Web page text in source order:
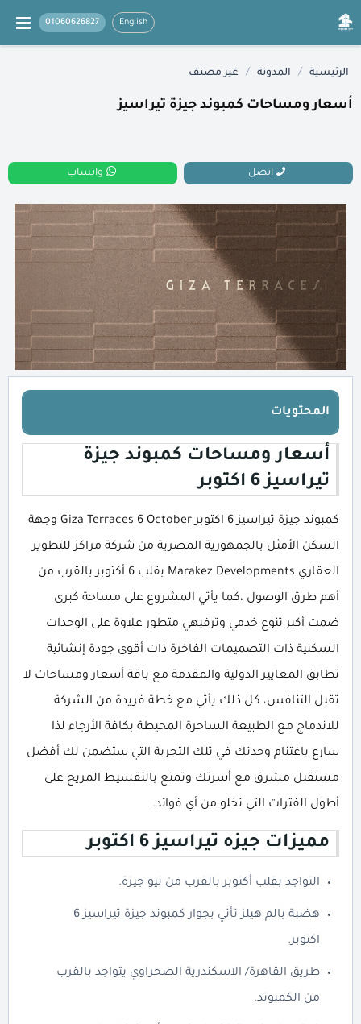
English
01060626827
الرئيسية / المدونة / غير مصنف
أسعار ومساحات كمبوند جيزة تيراسيز
اتصل واتساب
المحتويات
أسعار ومساحات كمبوند جيزة
تيراسيز 6 اكتوبر
كمبوند جيزة تيراسيز 6 اكتوبر Giza Terraces 6 October وجهة
السكن الأمثل بالجمهورية المصرية من شركة مراكز للتطوير
العقاري Marakez Developments بقلب 6 أكتوبر بالقرب من
أهم طرق الوصول ،كما يأتي المشروع على مساحة كبرى
ضمت أكبر تنوع خدمي وترفيهي متطور علاوة على الوحدات
السكنية ذات التصميمات الفاخرة ذات أقوى جودة إنشائية
تطابق المعايير الدولية والمقدمة مع باقة أسعار ومساحات لا
تقبل التنافس، كل ذلك يأتي مع خطة فريدة من الشركة
للاندماج مع الطبيعة الساحرة المحيطة بكافة الأرجاء لذا
سارع باغتنام وحدتك في تلك التجربة التي ستضمن لك أفضل
مستقبل مشرق مع أسرتك وتمتع بالتقسيط المريح على
أطول الفترات التي تخلو من أي فوائد.
مميزات جيزه تيراسيز 6 اكتوبر
التواجد بقلب أكتوبر بالقرب من نيو جيزة.
هضبة بالم هيلز تأتي بجوار كمبوند جيزة تيراسيز 6
اكتوبر.
طريق القاهرة/ الاسكندرية الصحراوي يتواجد بالقرب
من الكمبوند.